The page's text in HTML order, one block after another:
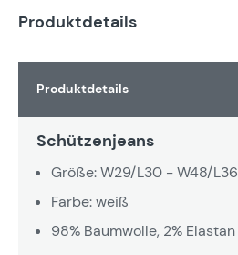
Produktdetails
Produktdetails
Schützenjeans
Größe: W29/L30 - W48/L36
Farbe: weiß
98% Baumwolle, 2% Elastan